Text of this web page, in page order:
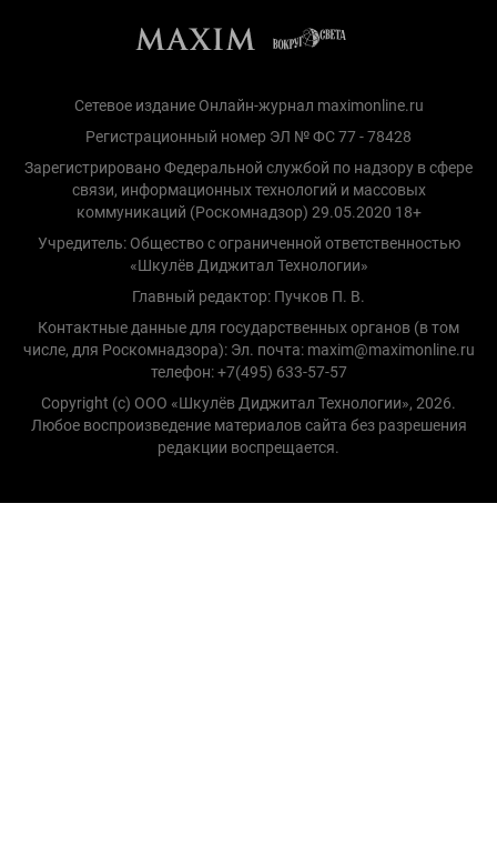
Сетевое издание Онлайн-журнал maximonline.ru
Регистрационный номер ЭЛ № ФС 77 - 78428
Зарегистрировано Федеральной службой по надзору в сфере
связи, информационных технологий и массовых
коммуникаций (Роскомнадзор) 29.05.2020 18+
Учредитель: Общество с ограниченной ответственностью
«Шкулёв Диджитал Технологии»
Главный редактор: Пучков П. В.
Контактные данные для государственных органов (в том
числе, для Роскомнадзора): Эл. почта: maxim@maximonline.ru
телефон: +7(495) 633-57-57
Copyright (с) ООО «Шкулёв Диджитал Технологии», 2026.
Любое воспроизведение материалов сайта без разрешения
редакции воспрещается.